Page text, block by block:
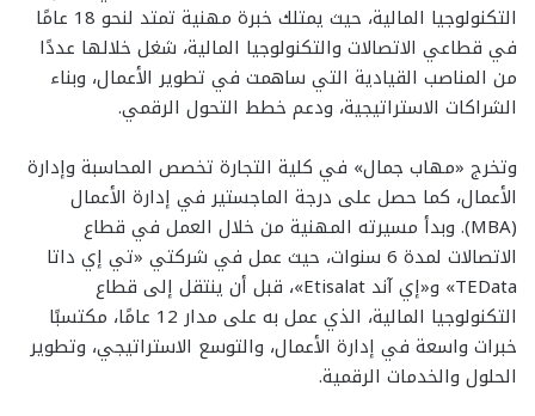
التكنولوجيا المالية، حيث يمتلك خبرة مهنية تمتد لنحو 18 عامًا
في قطاعي الاتصالات والتكنولوجيا المالية، شغل خلالها عددًا
من المناصب القيادية التي ساهمت في تطوير الأعمال، وبناء
الشراكات الاستراتيجية، ودعم خطط التحول الرقمي.
وتخرج «مهاب جمال» في كلية التجارة تخصص المحاسبة وإدارة
الأعمال، كما حصل على درجة الماجستير في إدارة الأعمال
(MBA). وبدأ مسيرته المهنية من خلال العمل في قطاع
الاتصالات لمدة 6 سنوات، حيث عمل في شركتي «تي إي داتا
TEData» و«إي آند Etisalat»، قبل أن ينتقل إلى قطاع
التكنولوجيا المالية، الذي عمل به على مدار 12 عامًا، مكتسبًا
خبرات واسعة في إدارة الأعمال، والتوسع الاستراتيجي، وتطوير
الحلول والخدمات الرقمية.